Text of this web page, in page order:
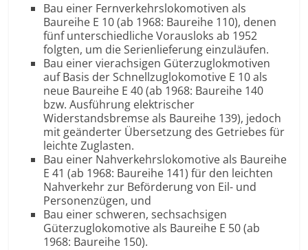
Bau einer Fernverkehrslokomotiven als
Baureihe E 10 (ab 1968: Baureihe 110), denen
fünf unterschiedliche Vorausloks ab 1952
folgten, um die Serienlieferung einzuläufen.
Bau einer vierachsigen Güterzuglokmotiven
auf Basis der Schnellzuglokomotive E 10 als
neue Baureihe E 40 (ab 1968: Baureihe 140
bzw. Ausführung elektrischer
Widerstandsbremse als Baureihe 139), jedoch
mit geänderter Übersetzung des Getriebes für
leichte Zuglasten.
Bau einer Nahverkehrslokomotive als Baureihe
E 41 (ab 1968: Baureihe 141) für den leichten
Nahverkehr zur Beförderung von Eil- und
Personenzügen, und
Bau einer schweren, sechsachsigen
Güterzuglokomotive als Baureihe E 50 (ab
1968: Baureihe 150).